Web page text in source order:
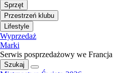
Sprzęt
Przestrzeń klubu
Lifestyle
Wyprzedaż
Marki
Serwis posprzedażowy we Francja
Szukaj